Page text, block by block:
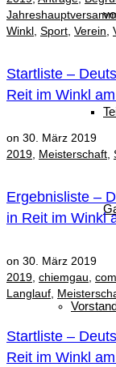
Winkl Sport Verein
Startliste –
Reit im Winkl
on 30. März 2019
2019 Meisterschaft
Ergebnisliste –
in Reit im Winkl
on 30. März 2019
2019, chiemgau,
Langlauf,
Startliste –
Reit im Winkl